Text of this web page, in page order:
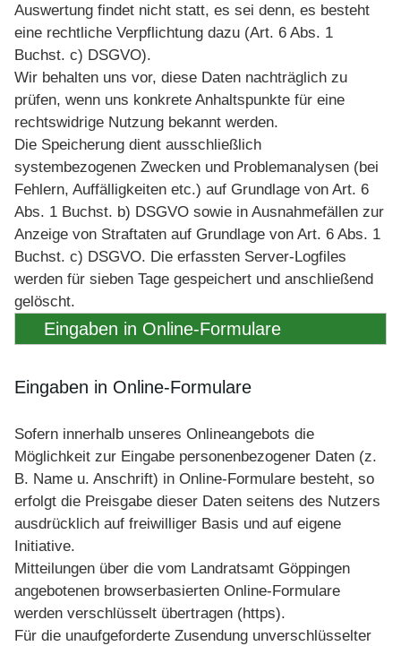
Auswertung findet nicht statt, es sei denn, es besteht
eine rechtliche Verpflichtung dazu (Art. 6 Abs. 1
Buchst. c) DSGVO).
Wir behalten uns vor, diese Daten nachträglich zu
prüfen, wenn uns konkrete Anhaltspunkte für eine
rechtswidrige Nutzung bekannt werden.
Die Speicherung dient ausschließlich
systembezogenen Zwecken und Problemanalysen (bei
Fehlern, Auffälligkeiten etc.) auf Grundlage von Art. 6
Abs. 1 Buchst. b) DSGVO sowie in Ausnahmefällen zur
Anzeige von Straftaten auf Grundlage von Art. 6 Abs. 1
Buchst. c) DSGVO. Die erfassten Server-Logfiles
werden für sieben Tage gespeichert und anschließend
gelöscht.
Eingaben in Online-Formulare
Eingaben in Online-Formulare
Sofern innerhalb unseres Onlineangebots die
Möglichkeit zur Eingabe personenbezogener Daten (z.
B. Name u. Anschrift) in Online-Formulare besteht, so
erfolgt die Preisgabe dieser Daten seitens des Nutzers
ausdrücklich auf freiwilliger Basis und auf eigene
Initiative.
Mitteilungen über die vom Landratsamt Göppingen
angebotenen browserbasierten Online-Formulare
werden verschlüsselt übertragen (https).
Für die unaufgeforderte Zusendung unverschlüsselter